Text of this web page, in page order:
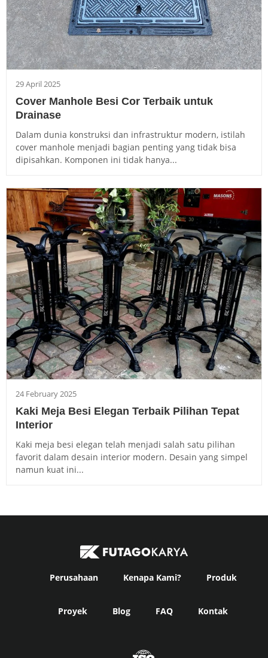
29 April 2025
Cover Manhole Besi Cor Terbaik untuk
Drainase
Dalam dunia konstruksi dan infrastruktur modern, istilah
cover manhole menjadi bagian penting yang tidak bisa
dipisahkan. Komponen ini tidak hanya...
24 February 2025
Kaki Meja Besi Elegan Terbaik Pilihan Tepat
Interior
Kaki meja besi elegan telah menjadi salah satu pilihan
favorit dalam desain interior modern. Desain yang simpel
namun kuat ini...
Perusahaan Kenapa Kami? Produk
Proyek Blog FAQ Kontak